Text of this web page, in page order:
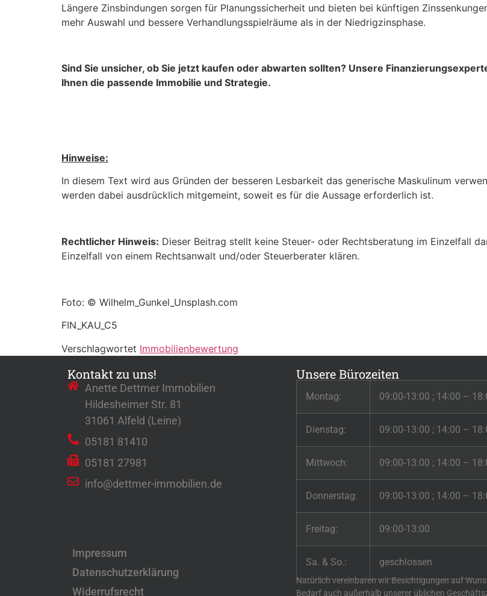
Längere Zinsbindungen sorgen für Planungssicherheit und bieten bei künftigen
mehr Auswahl und bessere Verhandlungsspielräume als in der Niedrigzinsphase.
Sind Sie unsicher, ob Sie jetzt kaufen oder abwarten sollten? Unsere
Ihnen die passende Immobilie und Strategie.
Hinweise:
In diesem Text wird aus Gründen der besseren Lesbarkeit das generische Maskulinum
werden dabei ausdrücklich mitgemeint, soweit es für die Aussage erforderlich ist.
Rechtlicher Hinweis: Dieser Beitrag stellt keine Steuer- oder Rechtsberatung im Einzelfall
Einzelfall von einem Rechtsanwalt und/oder Steuerberater klären.
Foto: © Wilhelm_Gunkel_Unsplash.com
FIN_KAU_C5
Verschlagwortet Immobilienbewertung
Kontakt zu uns!
Anette Dettmer Immobilien
Hildesheimer Str. 81
31061 Alfeld (Leine)
05181 81410
05181 27981
info@dettmer-immobilien.de
Impressum
Datenschutzerklärung
Widerrufsrecht
Unsere Bürozeiten
Montag: 09:00-13:00 ; 14:00 –
Dienstag: 09:00-13:00 ; 14:00 –
Mittwoch: 09:00-13:00 ; 14:00 –
Donnerstag: 09:00-13:00 ; 14:00 –
Freitag: 09:00-13:00
Sa. & So.: geschlossen
Natürlich vereinbaren wir Besichtigungen auf
Bedarf auch außerhalb unserer üblichen